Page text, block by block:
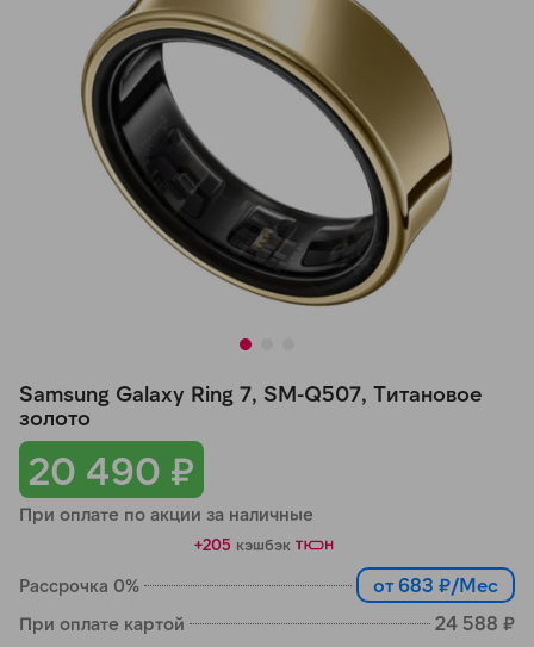
20 490 ₽
При оплате по акции за наличные
+205 кэшбэк
Рассрочка 0% от 683 ₽/Мес
При оплате картой 24 588 ₽
Samsung Galaxy Ring 7, SM-Q507, Титановое
золото
График платежей
Сегодня
Добавляйте товары
в корзину
% картой любого банка
Получайте товар
выбранный способом
Оставшиеся75% будут
по 25%